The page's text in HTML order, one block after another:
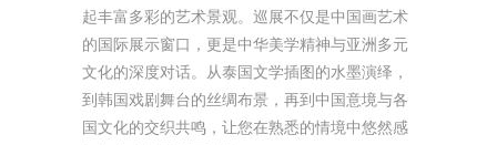
起丰富多彩的艺术景观。巡展不仅是中国画艺术
的国际展示窗口，更是中华美学精神与亚洲多元
文化的深度对话。从泰国文学插图的水墨演绎，
到韩国戏剧舞台的丝绸布景，再到中国意境与各
国文化的交织共鸣，让您在熟悉的情境中悠然感